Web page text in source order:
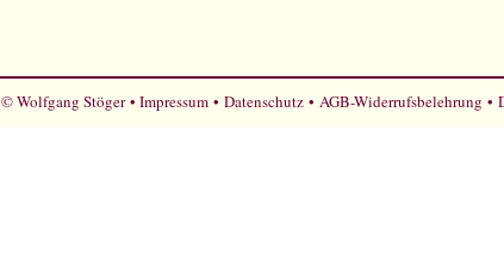
© Wolfgang Stöger • Impressum• Datenschutz• AGB-Widerrufsbelehrung •